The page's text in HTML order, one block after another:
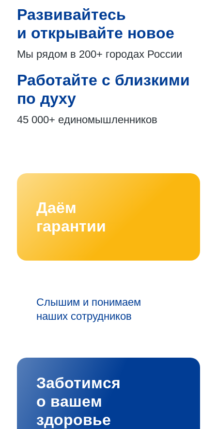
Развивайтесь
и открывайте новое
Мы рядом в 200+ городах России
Работайте с близкими
по духу
45 000+ единомышленников
Даём
гарантии
Слышим и понимаем
наших сотрудников
Заботимся
о вашем
здоровье